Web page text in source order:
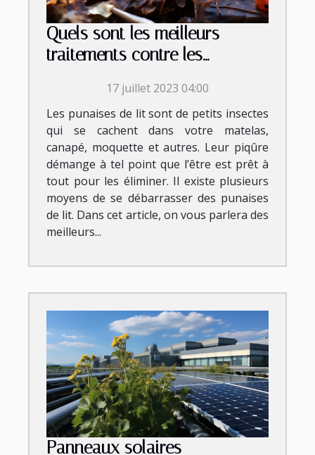
Quels sont les meilleurs
traitements contre les
17 juillet 2023 04:00
Les punaises de lit sont de petits insectes
qui se cachent dans votre matelas,
canapé, moquette et autres. Leur piqûre
démange à tel point que l’être est prêt à
tout pour les éliminer. Il existe plusieurs
moyens de se débarrasser des punaises
de lit. Dans cet article, on vous parlera des
meilleurs...
Panneaux solaires